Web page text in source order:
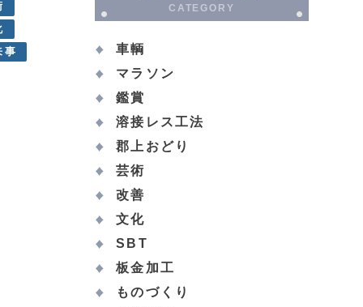
事
CATEGORY
車輌
マラソン
鑑賞
溶接レス工法
郡上おどり
芸術
改善
文化
SBT
板金加工
ものづくり